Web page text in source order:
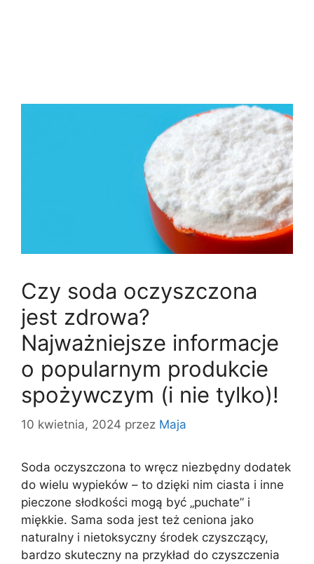
Czy soda oczyszczona
jest zdrowa?
Najważniejsze informacje
o popularnym produkcie
spożywczym (i nie tylko)!
10 kwietnia, 2024 przez Maja
Soda oczyszczona to wręcz niezbędny dodatek
do wielu wypieków – to dzięki nim ciasta i inne
pieczone słodkości mogą być „puchate” i
miękkie. Sama soda jest też ceniona jako
naturalny i nietoksyczny środek czyszczący,
bardzo skuteczny na przykład do czyszczenia